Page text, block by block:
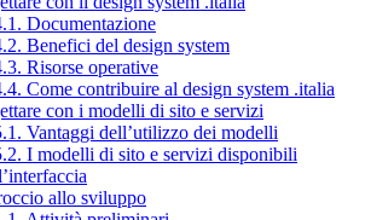
Documentazione
Benefici del design system
Risorse operative
Come contribuire al design system .italia
con i modelli di sito e servizi
Vantaggi dell’utilizzo dei modelli
I modelli di sito e servizi disponibili
allo sviluppo